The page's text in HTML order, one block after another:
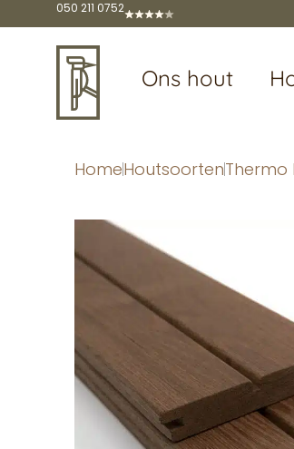
050 211 0752
Ons hout
HomeHoutsoortenThermo